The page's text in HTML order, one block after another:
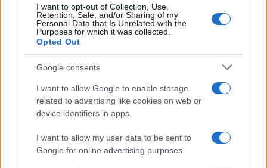
I want to opt-out of Collection, Use,
Retention, Sale, and/or Sharing of my
Personal Data that Is Unrelated with the
Purposes for which it was collected.
Opted Out
Google consents
I want to allow Google to enable storage
related to advertising like cookies on web or
device identifiers in apps.
I want to allow my user data to be sent to
Google for online advertising purposes.